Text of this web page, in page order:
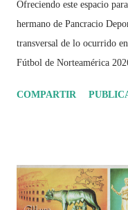
Ofreciendo este espacio
hermano de Pancracio
transversal de lo ocurrido
Fútbol de Norteamérica
el recorrido de cada
2026 ¿Un punto de
busca decir únicamente
COMPARTIR